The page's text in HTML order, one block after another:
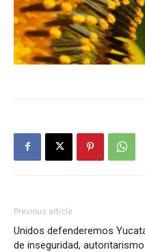
Previous article
Unidos defenderemos
de inseguridad,